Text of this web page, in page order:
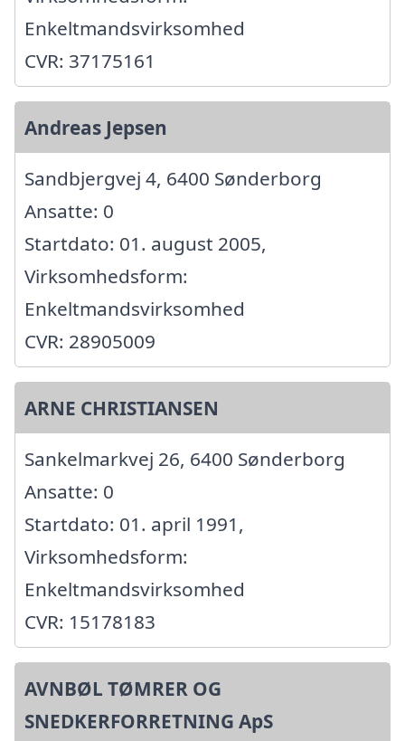
Enkeltmandsvirksomhed
CVR: 37175161
Andreas Jepsen
Sandbjergvej 4, 6400 Sønderborg
Ansatte: 0
Startdato: 01. august 2005,
Virksomhedsform:
Enkeltmandsvirksomhed
CVR: 28905009
ARNE CHRISTIANSEN
Sankelmarkvej 26, 6400 Sønderborg
Ansatte: 0
Startdato: 01. april 1991,
Virksomhedsform:
Enkeltmandsvirksomhed
CVR: 15178183
AVNBØL TØMRER OG
SNEDKERFORRETNING ApS